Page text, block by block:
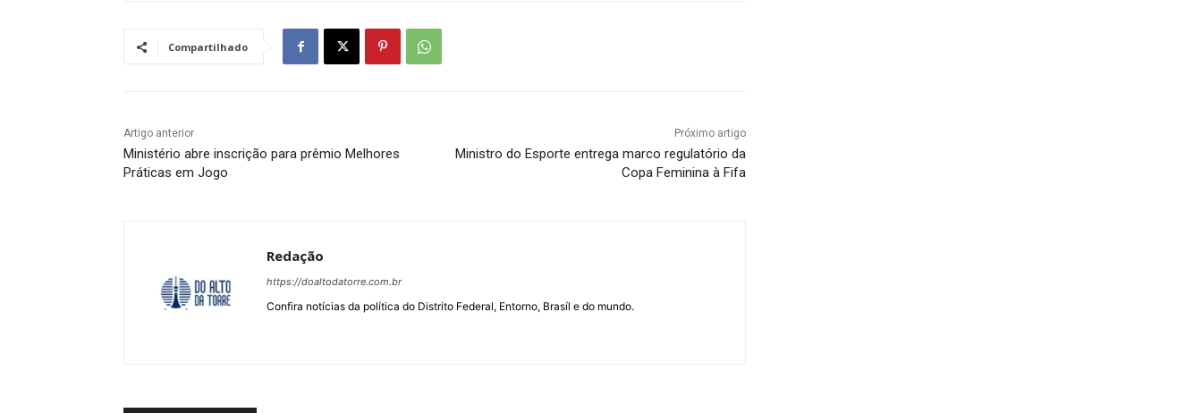
Compartilhado
Artigo anterior
Ministério abre inscrição para prêmio Melhores
Práticas em Jogo
Próximo artigo
Ministro do Esporte entrega marco regulatório da
Copa Feminina à Fifa
Redação
https://doaltodatorre.com.br
Confira notícias da política do Distrito Federal, Entorno, Brasíl e do mundo.